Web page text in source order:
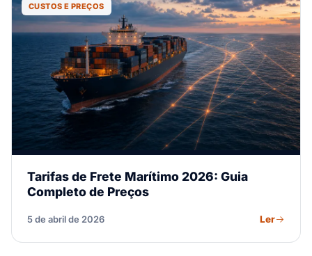
CUSTOS E PREÇOS
Tarifas de Frete Marítimo 2026: Guia
Completo de Preços
5 de abril de 2026 Ler